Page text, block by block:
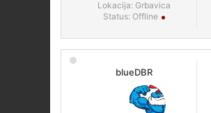
Lokacija: Grbavica
Status: Offline
blueDBR